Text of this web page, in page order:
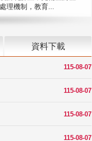
理機制，教育...
資料下載
115-08-07
115-08-07
115-08-07
115-08-07